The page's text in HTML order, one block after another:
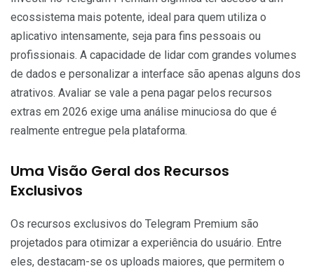
ecossistema mais potente, ideal para quem utiliza o
aplicativo intensamente, seja para fins pessoais ou
profissionais. A capacidade de lidar com grandes volumes
de dados e personalizar a interface são apenas alguns dos
atrativos. Avaliar se vale a pena pagar pelos recursos
extras em 2026 exige uma análise minuciosa do que é
realmente entregue pela plataforma.
Uma Visão Geral dos Recursos
Exclusivos
Os recursos exclusivos do Telegram Premium são
projetados para otimizar a experiência do usuário. Entre
eles, destacam-se os uploads maiores, que permitem o